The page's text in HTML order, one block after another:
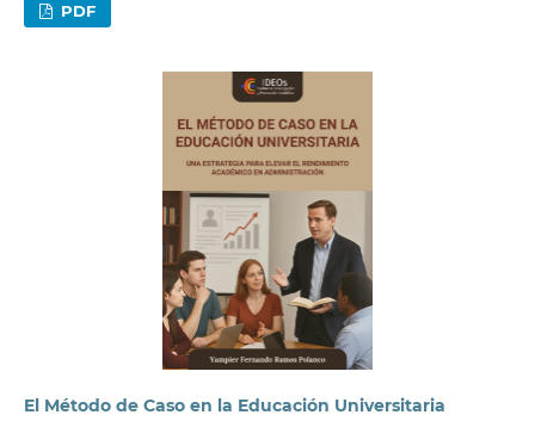
PDF
El Método de Caso en la Educación Universitaria